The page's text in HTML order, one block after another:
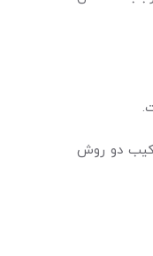
دو روش